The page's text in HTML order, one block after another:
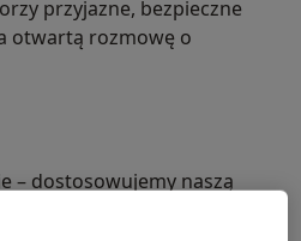
przyjazne, bezpieczne
otwartą rozmowę o
– dostosowujemy naszą
i celów i dajemy znać, jeśli